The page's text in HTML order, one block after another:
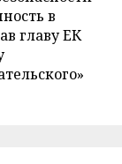
в
главу ЕК